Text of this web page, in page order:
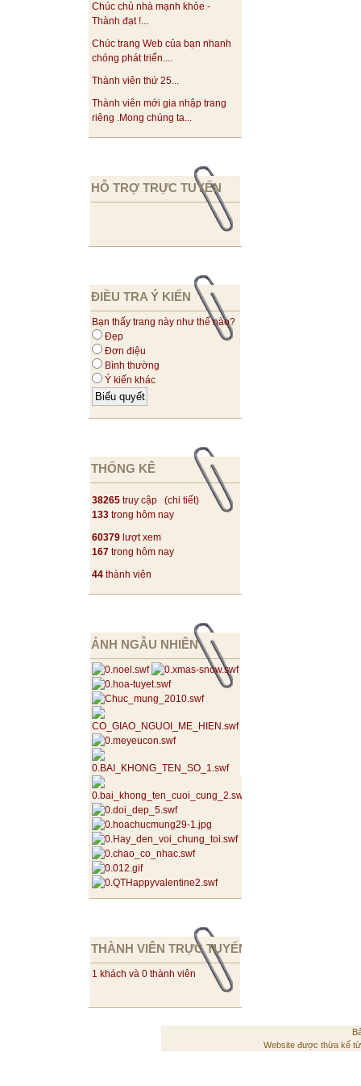
Chúc chủ nhà mạnh khỏe -
Thành đạt !...
Chúc trang Web của bạn nhanh
chóng phát triển....
Thành viên thứ 25...
Thành viên mới gia nhập trang
riêng .Mong chúng ta...
HỖ TRỢ TRỰC TUYẾN
ĐIỀU TRA Ý KIẾN
Bạn thấy trang này như thế nào?
Đẹp
Đơn điệu
Bình thường
Ý kiến khác
THỐNG KÊ
38265 truy cập (chi tiết)
133 trong hôm nay
60379 lượt xem
167 trong hôm nay
44 thành viên
ẢNH NGẪU NHIÊN
THÀNH VIÊN TRỰC TUYẾN
1 khách và 0 thành viên
Website được thừa kế